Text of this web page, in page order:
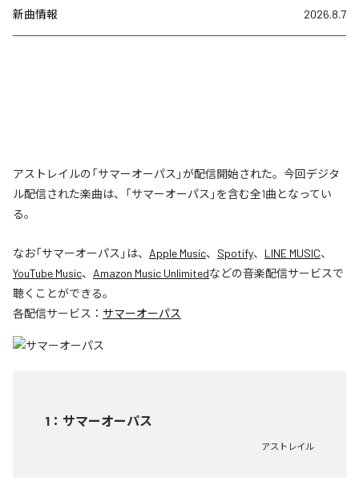
新曲情報 2026.8.7
アストレイルの「サマーオーパス」が配信開始された。今回デジタ
ル配信された楽曲は、「サマーオーパス」を含む全1曲となってい
る。
なお「サマーオーパス 」は、 Apple Music、 Spotify、 LINE MUSIC、
YouTube Music、 Amazon Music Unlimitedなどの音楽配信サービスで
聴くことができる。
各配信サービス： サマーオーパス
1 ： サマーオーパス
アストレイル